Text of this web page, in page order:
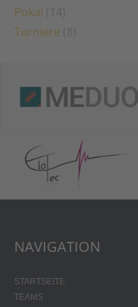
Pokal
Turniere
NAVIGATION
STARTSEITE
TEAMS